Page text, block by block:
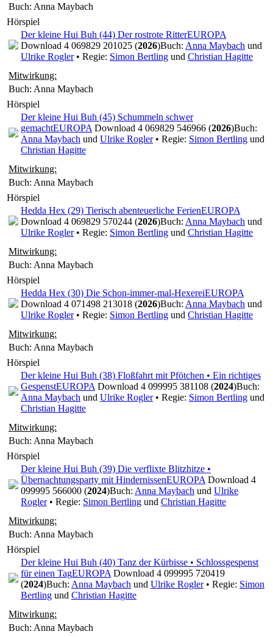
Buch: Anna Maybach
Hörspiel
Der kleine Hui Buh (44) Der rostrote RitterEUROPA
Download 4 069829 201025 (2026)Buch: Anna Maybach und
Ulrike Rogler• Regie: Simon Bertling und Christian Hagitte
Mitwirkung:
Buch: Anna Maybach
Hörspiel
Der kleine Hui Buh (45) Schummeln schwer
gemachtEUROPA Download 4 069829 546966 (2026)Buch:
Anna Maybach und Ulrike Rogler• Regie: Simon Bertling und
Christian Hagitte
Mitwirkung:
Buch: Anna Maybach
Hörspiel
Hedda Hex (29) Tierisch abenteuerliche FerienEUROPA
Download 4 069829 570244 (2026)Buch: Anna Maybach und
Ulrike Rogler• Regie: Simon Bertling und Christian Hagitte
Mitwirkung:
Buch: Anna Maybach
Hörspiel
Hedda Hex (30) Die Schon-immer-mal-HexereiEUROPA
Download 4 071498 213018 (2026)Buch: Anna Maybach und
Ulrike Rogler• Regie: Simon Bertling und Christian Hagitte
Mitwirkung:
Buch: Anna Maybach
Hörspiel
Der kleine Hui Buh (38) Floßfahrt mit Pfötchen • Ein richtiges
GespenstEUROPA Download 4 099995 381108 (2024)Buch:
Anna Maybach und Ulrike Rogler• Regie: Simon Bertling und
Christian Hagitte
Mitwirkung:
Buch: Anna Maybach
Hörspiel
Der kleine Hui Buh (39) Die verflixte Blitzhitze •
Übernachtungsparty mit HindernissenEUROPA Download 4
099995 566000 (2024)Buch: Anna Maybach und Ulrike
Rogler• Regie: Simon Bertling und Christian Hagitte
Mitwirkung:
Buch: Anna Maybach
Hörspiel
Der kleine Hui Buh (40) Tanz der Kürbisse • Schlossgespenst
für einen TagEUROPA Download 4 099995 720419
(2024)Buch: Anna Maybach und Ulrike Rogler• Regie: Simon
Bertling und Christian Hagitte
Mitwirkung:
Buch: Anna Maybach